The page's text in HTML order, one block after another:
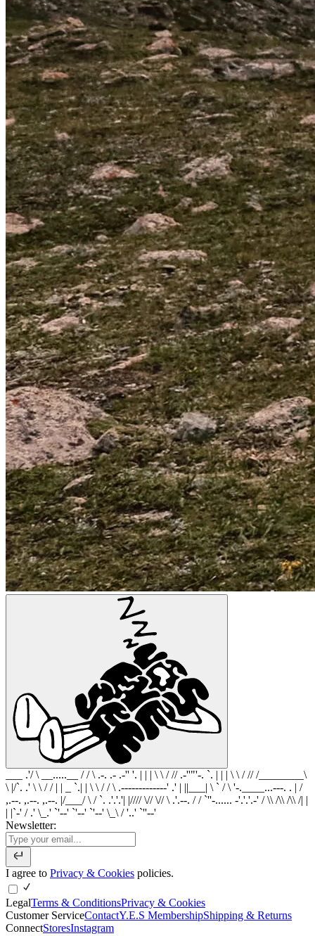
___ .'/ \ __.....__ / / \ .-. .- .-'' '. | | | \ \ / // .-''"'-. `. | | | \ \ / // /________\
\ |/`. .' \ \ / / | | _ `.| | \ \ / / \ .-------------' .' | ||___| \ ` / \ '-.____...---. . | /
,.--. ,.--. ,.--. |/___/ \ / `. .'.'.'| |//// \// \// \ .'.--. / / `''-...... -'.'.'.-' / \\ /\\ /\\ /| |
| |`-' / .' \_.' `'--' `'--' `'--' \_\ / '..' `''--'
Newsletter:
I agree to Privacy & Cookies policies.
LegalTerms & ConditionsPrivacy & Cookies
Customer ServiceContactY.E.S MembershipShipping & Returns
ConnectStoresInstagram